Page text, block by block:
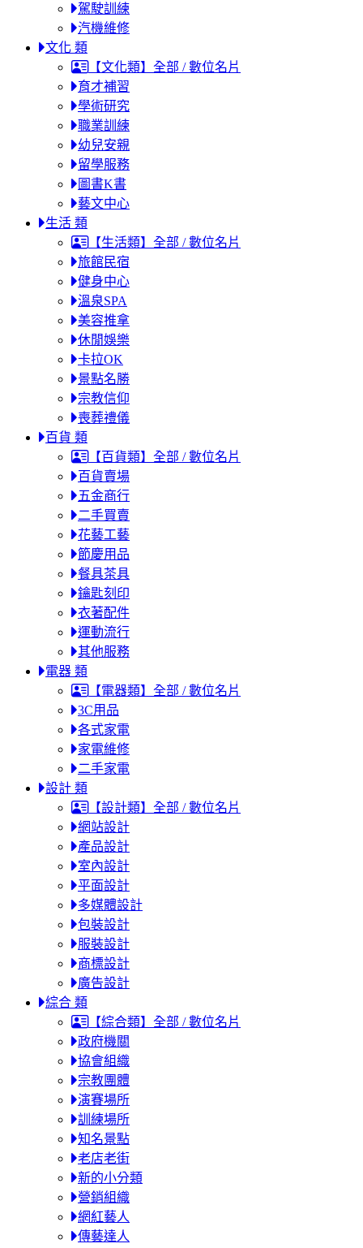
駕駛訓練
汽機維修
文化 類
【文化類】全部 / 數位名片
育才補習
學術研究
職業訓練
幼兒安親
留學服務
圖書K書
藝文中心
生活 類
【生活類】全部 / 數位名片
旅館民宿
健身中心
溫泉SPA
美容推拿
休閒娛樂
卡拉OK
景點名勝
宗教信仰
喪葬禮儀
百貨 類
【百貨類】全部 / 數位名片
百貨賣場
五金商行
二手買賣
花藝工藝
節慶用品
餐具茶具
鑰匙刻印
衣著配件
運動流行
其他服務
電器 類
【電器類】全部 / 數位名片
3C用品
各式家電
家電維修
二手家電
設計 類
【設計類】全部 / 數位名片
網站設計
產品設計
室內設計
平面設計
多媒體設計
包裝設計
服裝設計
商標設計
廣告設計
綜合 類
【綜合類】全部 / 數位名片
政府機關
協會組織
宗教團體
演賽場所
訓練場所
知名景點
老店老街
新的小分類
營銷組織
網紅藝人
傳藝達人